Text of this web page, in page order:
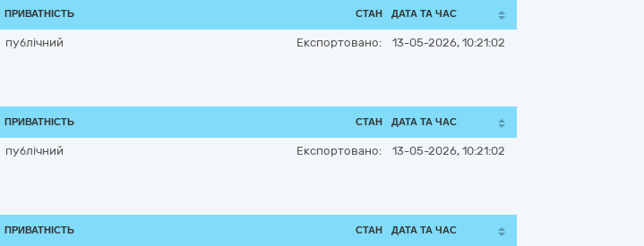
ПРИВАТНІСТЬ СТАН ДАТА ТА ЧАС
публічний Експортовано: 13-05-2026, 10:21:02
ПРИВАТНІСТЬ СТАН ДАТА ТА ЧАС
публічний Експортовано: 13-05-2026, 10:21:02
ПРИВАТНІСТЬ СТАН ДАТА ТА ЧАС